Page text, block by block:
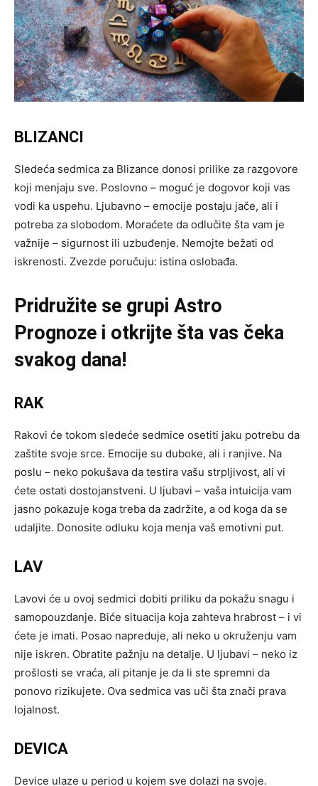
BLIZANCI
Sledeća sedmica za Blizance donosi prilike za razgovore
koji menjaju sve. Poslovno – moguć je dogovor koji vas
vodi ka uspehu. Ljubavno – emocije postaju jače, ali i
potreba za slobodom. Moraćete da odlučite šta vam je
važnije – sigurnost ili uzbuđenje. Nemojte bežati od
iskrenosti. Zvezde poručuju: istina oslobađa.
Pridružite se grupi Astro
Prognoze i otkrijte šta vas čeka
svakog dana!
RAK
Rakovi će tokom sledeće sedmice osetiti jaku potrebu da
zaštite svoje srce. Emocije su duboke, ali i ranjive. Na
poslu – neko pokušava da testira vašu strpljivost, ali vi
ćete ostati dostojanstveni. U ljubavi – vaša intuicija vam
jasno pokazuje koga treba da zadržite, a od koga da se
udaljite. Donosite odluku koja menja vaš emotivni put.
LAV
Lavovi će u ovoj sedmici dobiti priliku da pokažu snagu i
samopouzdanje. Biće situacija koja zahteva hrabrost – i vi
ćete je imati. Posao napreduje, ali neko u okruženju vam
nije iskren. Obratite pažnju na detalje. U ljubavi – neko iz
prošlosti se vraća, ali pitanje je da li ste spremni da
ponovo rizikujete. Ova sedmica vas uči šta znači prava
lojalnost.
DEVICA
Device ulaze u period u kojem sve dolazi na svoje.